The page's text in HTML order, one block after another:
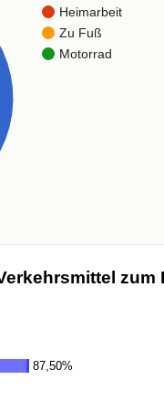
Heimarbeit
Zu Fuß
Motorrad
87,50%